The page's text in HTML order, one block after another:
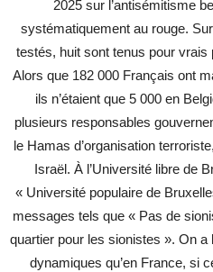
2025 sur l’antisémitisme
systématiquement au rouge.
testés, huit sont tenus pour vrais
Alors que 182 000 Français ont
ils n’étaient que 5 000 en
plusieurs responsables
le Hamas d’organisation
Israël. À l’Université libre de
« Université populaire de
messages tels que « Pas de
quartier pour les sionistes ». On a
dynamiques qu’en France, si